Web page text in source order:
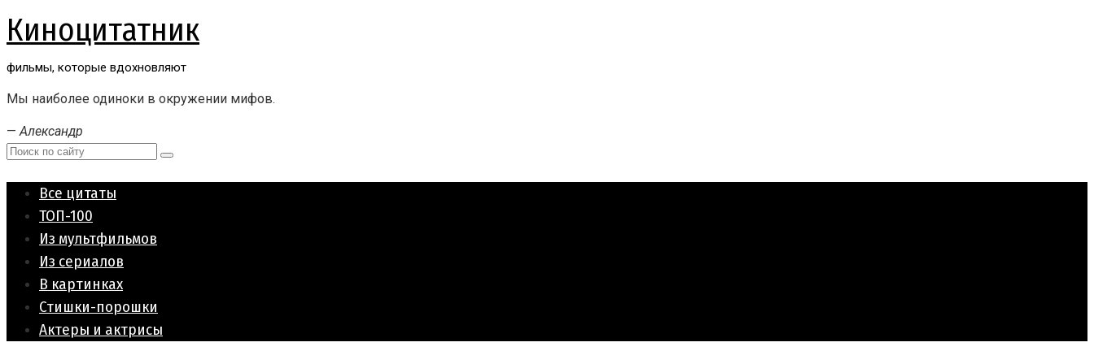
Перейти
к
Киноцитатник
фильмы, которые вдохновляют
Мы наиболее одиноки в окружении мифов.
—Александр
Поиск:
Все цитаты
ТОП-100
Из мультфильмов
Из сериалов
В картинках
Стишки-порошки
Актеры и актрисы